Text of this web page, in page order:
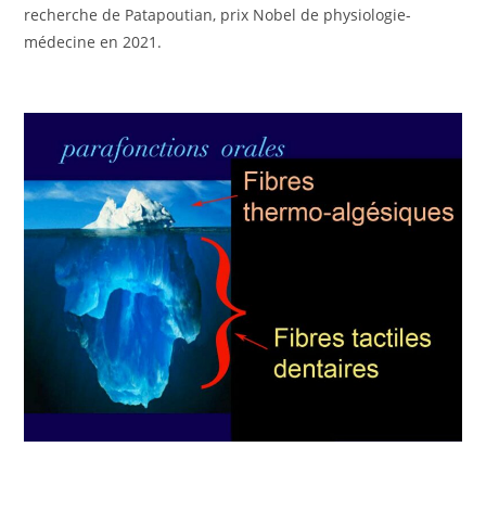
recherche de Patapoutian, prix Nobel de physiologie-
médecine en 2021.